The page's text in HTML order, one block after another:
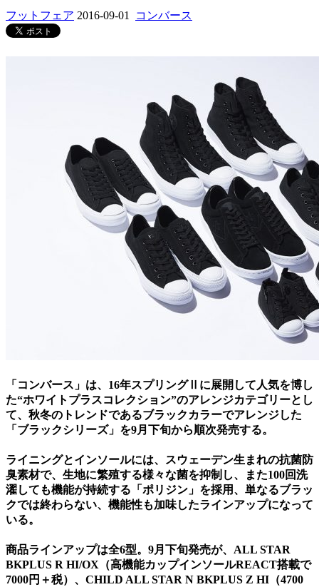
フットフェア 2016-09-01 コンバース
「コンバース」は、16年スプリングⅡに展開して人気を博し
た“ホワイトプラスコレクション”のアレンジカテゴリーとし
て、秋冬のトレンドであるブラックカラーでアレンジした
「ブラックシリーズ」を9月下旬から順次発売する。
ライニングとインソールには、スウェーデン生まれの抗菌防
臭素材で、生地に繁殖する様々な菌を抑制し、また100回洗
濯しても機能が持続する「ポリジン」を採用、単なるブラッ
クでは終わらない、機能性も加味したラインアップになって
いる。
商品ラインアップは全6型。9月下旬発売が、ALL STAR
BKPLUS R HI/OX（高機能カップインソールREACT搭載で
7000円＋税）、CHILD ALL STAR N BKPLUS Z HI（4700